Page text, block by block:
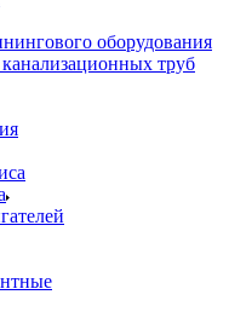
оборудования
труб